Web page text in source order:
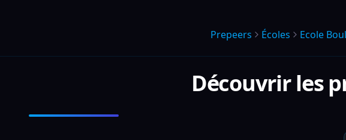
Prepeers Écoles Ecole
Découvrir les